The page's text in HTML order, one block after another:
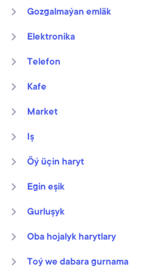
Gozgalmaýan emläk
Elektronika
Telefon
Kafe
Market
Iş
Öý üçin haryt
Egin eşik
Gurluşyk
Oba hojalyk harytlary
Toý we dabara gurnama